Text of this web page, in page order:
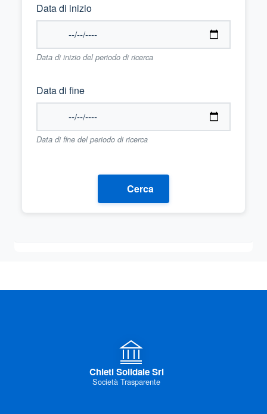
Data di inizio
Data di inizio del periodo di ricerca
Data di fine
Data di fine del periodo di ricerca
Cerca
Chieti Solidale Srl
Società Trasparente